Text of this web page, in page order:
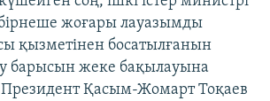
жоғары лауазымды
қызметінен босатылғанын
барысын жеке бақылауына
Қасым-Жомарт Тоқаев